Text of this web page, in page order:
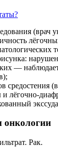
(врач
—
средостения
лёгочно-
онкологии
Рак.